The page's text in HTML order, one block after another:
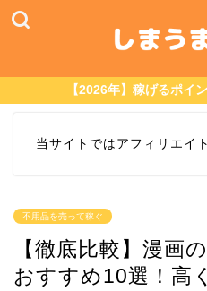
【2026年】稼げるポイ
当サイトではアフィリエイ
不用品を売って稼ぐ
【徹底比較】漫画
おすすめ10選！高